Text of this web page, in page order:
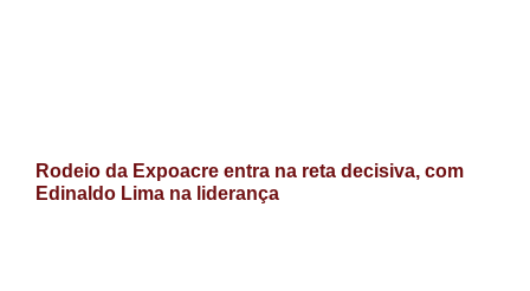
Rodeio da Expoacre entra na reta decisiva, com
Edinaldo Lima na liderança